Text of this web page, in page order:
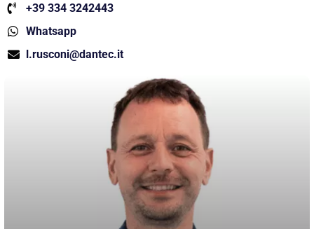
+39 334 3242443
Whatsapp
l.rusconi@dantec.it